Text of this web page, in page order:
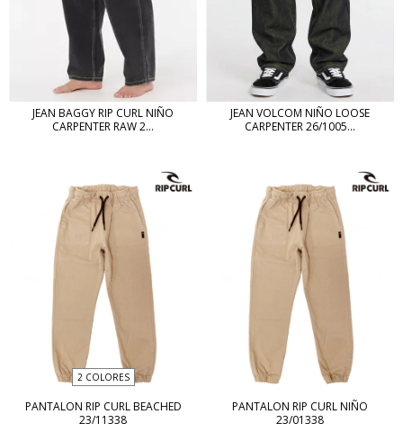
JEAN BAGGY RIP CURL NIÑO
CARPENTER RAW 2...
JEAN VOLCOM NIÑO LOOSE
CARPENTER 26/1005...
2 COLORES
PANTALON RIP CURL BEACHED
23/11338
PANTALON RIP CURL NIÑO
23/01338